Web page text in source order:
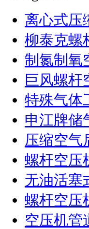
离心式压
柳泰克螺
制氮制氧
巨风螺杆
特殊气体
申江牌储
压缩空气
螺杆空压
无油活塞
螺杆空压
空压机管